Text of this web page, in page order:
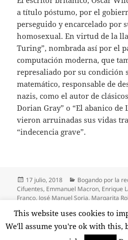
a título póstumo, por el
perseguido y encarcelado por
homosexual. En virtud de la
Turing”, nombrada así por el
computación moderna, que
represaliado por su condición
matemático, responsable de
nazis, como el autor de
Dorian Gray” o “El abanico de
vieron arruinadas sus vidas
“indecencia grave”.
Publicado
el
17 julio, 2018 Categorías
Bogando por la
Cifuentes, Emmanuel Macron, Enrique
Franco, José Manuel Soria, Margarita
Soraya Sáez de Santamaria
Deja
This website uses cookies to
We'll assume you're ok with this,